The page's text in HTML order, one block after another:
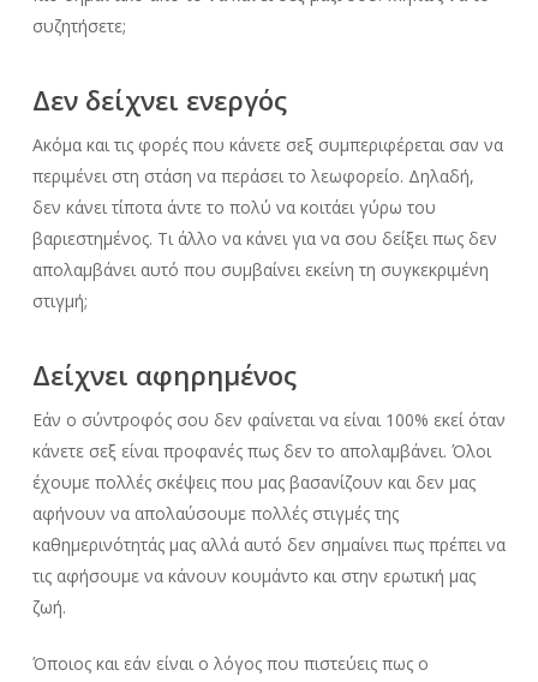
συζητήσετε;
Δεν δείχνει ενεργός
Ακόμα και τις φορές που κάνετε σεξ συμπεριφέρεται σαν να
περιμένει στη στάση να περάσει το λεωφορείο. Δηλαδή,
δεν κάνει τίποτα άντε το πολύ να κοιτάει γύρω του
βαριεστημένος. Τι άλλο να κάνει για να σου δείξει πως δεν
απολαμβάνει αυτό που συμβαίνει εκείνη τη συγκεκριμένη
στιγμή;
Δείχνει αφηρημένος
Εάν ο σύντροφός σου δεν φαίνεται να είναι 100% εκεί όταν
κάνετε σεξ είναι προφανές πως δεν το απολαμβάνει. Όλοι
έχουμε πολλές σκέψεις που μας βασανίζουν και δεν μας
αφήνουν να απολαύσουμε πολλές στιγμές της
καθημερινότητάς μας αλλά αυτό δεν σημαίνει πως πρέπει να
τις αφήσουμε να κάνουν κουμάντο και στην ερωτική μας
ζωή.
Όποιος και εάν είναι ο λόγος που πιστεύεις πως ο